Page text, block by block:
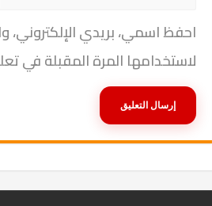
احفظ اسمي، بريدي الإلكتروني،
لاستخدامها المرة المقبلة في